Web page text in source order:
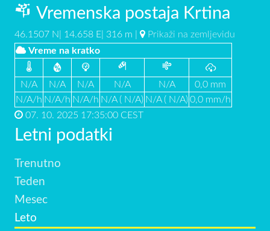
Vremenska postaja Krtina
46.1507 N| 14.658 E| 316 m |
Prikaži na zemljevidu
Vreme na kratko
N/A N/A N/A N/A N/A
0,0 mm
N/A/h N/A/h N/A/h N/A ( N/A) N/A ( N/A)0,0 mm/h
07. 10. 2025 17:35:00 CEST
Letni podatki
Trenutno
Teden
Mesec
Leto